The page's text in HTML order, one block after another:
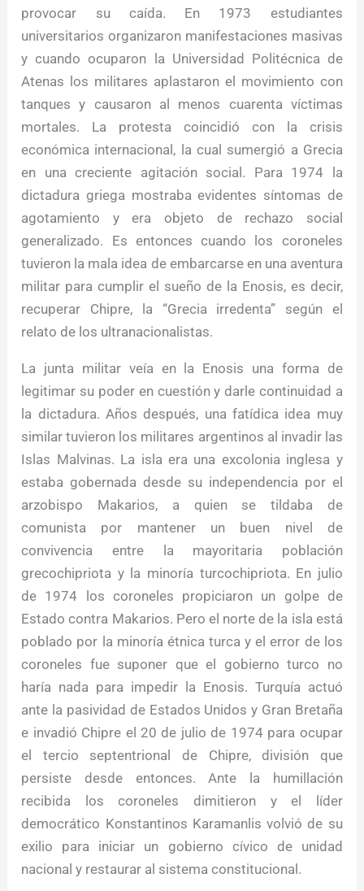
provocar su caída. En 1973 estudiantes
universitarios organizaron manifestaciones masivas
y cuando ocuparon la Universidad Politécnica de
Atenas los militares aplastaron el movimiento con
tanques y causaron al menos cuarenta víctimas
mortales. La protesta coincidió con la crisis
económica internacional, la cual sumergió a Grecia
en una creciente agitación social. Para 1974 la
dictadura griega mostraba evidentes síntomas de
agotamiento y era objeto de rechazo social
generalizado. Es entonces cuando los coroneles
tuvieron la mala idea de embarcarse en una aventura
militar para cumplir el sueño de la Enosis, es decir,
recuperar Chipre, la “Grecia irredenta” según el
relato de los ultranacionalistas.
La junta militar veía en la Enosis una forma de
legitimar su poder en cuestión y darle continuidad a
la dictadura. Años después, una fatídica idea muy
similar tuvieron los militares argentinos al invadir las
Islas Malvinas. La isla era una excolonia inglesa y
estaba gobernada desde su independencia por el
arzobispo Makarios, a quien se tildaba de
comunista por mantener un buen nivel de
convivencia entre la mayoritaria población
grecochipriota y la minoría turcochipriota. En julio
de 1974 los coroneles propiciaron un golpe de
Estado contra Makarios. Pero el norte de la isla está
poblado por la minoría étnica turca y el error de los
coroneles fue suponer que el gobierno turco no
haría nada para impedir la Enosis. Turquía actuó
ante la pasividad de Estados Unidos y Gran Bretaña
e invadió Chipre el 20 de julio de 1974 para ocupar
el tercio septentrional de Chipre, división que
persiste desde entonces. Ante la humillación
recibida los coroneles dimitieron y el líder
democrático Konstantinos Karamanlis volvió de su
exilio para iniciar un gobierno cívico de unidad
nacional y restaurar al sistema constitucional.